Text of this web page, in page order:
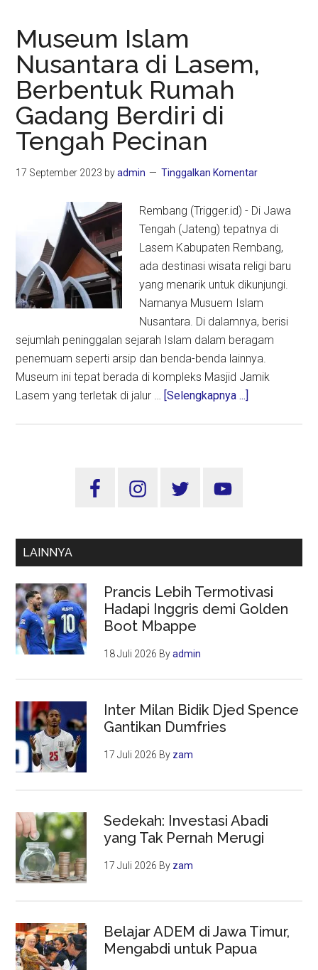
Museum Islam
Nusantara di Lasem,
Berbentuk Rumah
Gadang Berdiri di
Tengah Pecinan
17 September 2023 byadmin Tinggalkan Komentar
Rembang (Trigger.id) - Di Jawa
Tengah (Jateng) tepatnya di
Lasem Kabupaten Rembang,
ada destinasi wisata religi baru
yang menarik untuk dikunjungi.
Namanya Musuem Islam
Nusantara. Di dalamnya, berisi
sejumlah peninggalan sejarah Islam dalam beragam
penemuam seperti arsip dan benda-benda lainnya.
Museum ini tepat berada di kompleks Masjid Jamik
Lasem yang terletak di jalur … [Selengkapnya ...]
Gadang
Tengah
Pecinan
Sidebar
LAINNYA
Prancis Lebih Termotivasi
Hadapi Inggris demi Golden
Boot Mbappe
18 Juli 2026 Byadmin
Inter Milan Bidik Djed Spence
Gantikan Dumfries
17 Juli 2026 By zam
Sedekah: Investasi Abadi
yang Tak Pernah Merugi
17 Juli 2026 By zam
Belajar ADEM di Jawa Timur,
Mengabdi untuk Papua